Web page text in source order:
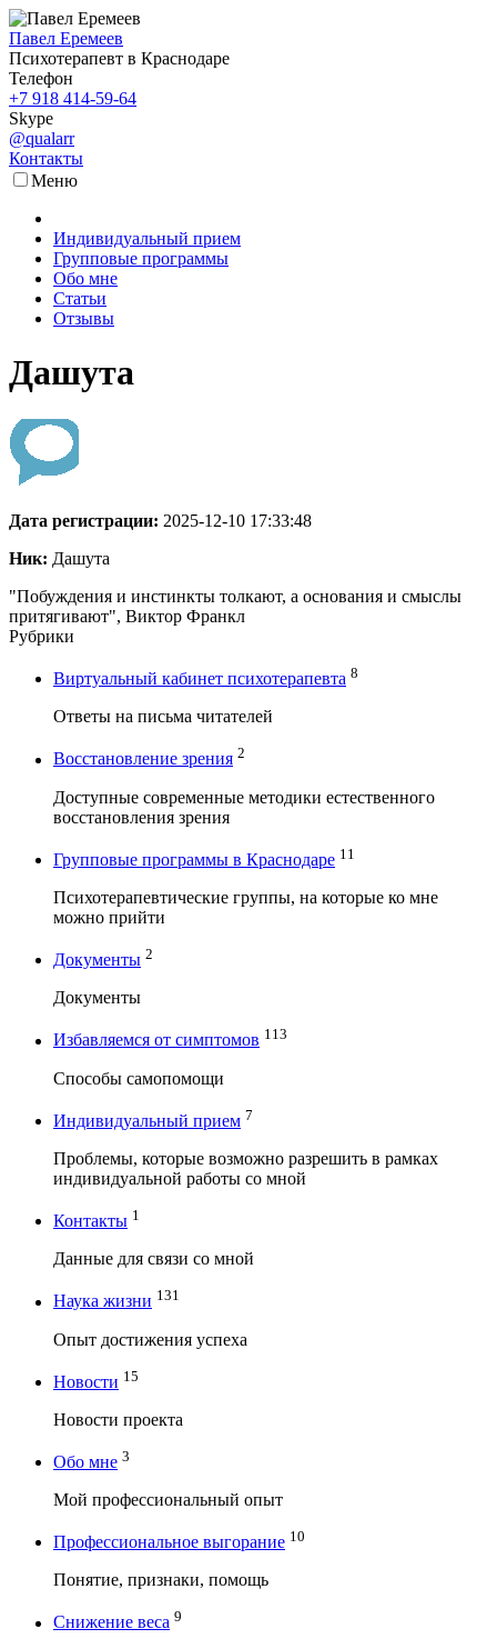
Павел Еремеев
Психотерапевт в Краснодаре
Телефон
+7 918 414-59-64
Skype
@qualarr
Контакты
Меню
Индивидуальный прием
Групповые программы
Обо мне
Статьи
Отзывы
Дашута
Дата регистрации: 2025-12-10 17:33:48
Ник: Дашута
"Побуждения и инстинкты толкают, а основания и смыслы
притягивают", Виктор Франкл
Рубрики
Виртуальный кабинет психотерапевта 8
Ответы на письма читателей
Восстановление зрения 2
Доступные современные методики естественного
восстановления зрения
Групповые программы в Краснодаре 11
Психотерапевтические группы, на которые ко мне
можно прийти
Документы 2
Документы
Избавляемся от симптомов 113
Способы самопомощи
Индивидуальный прием 7
Проблемы, которые возможно разрешить в рамках
индивидуальной работы со мной
Контакты 1
Данные для связи со мной
Наука жизни 131
Опыт достижения успеха
Новости 15
Новости проекта
Обо мне 3
Мой профессиональный опыт
Профессиональное выгорание 10
Понятие, признаки, помощь
Снижение веса 9